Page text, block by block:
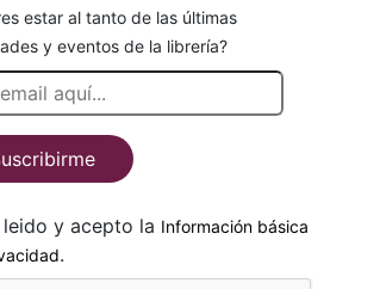
estar al tanto de las últimas
y eventos de la librería?
He leido y acepto la Información básica
.